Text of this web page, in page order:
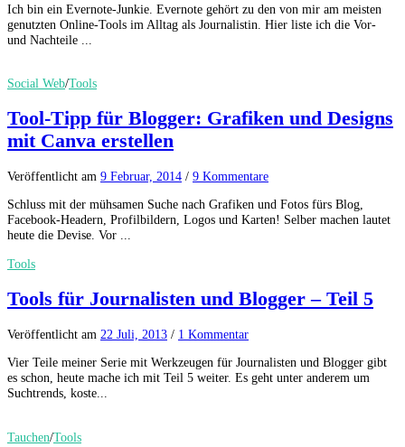
Ich bin ein Evernote-Junkie. Evernote gehört zu den von mir am meisten
genutzten Online-Tools im Alltag als Journalistin. Hier liste ich die Vor-
und Nachteile ...
Social Web/Tools
Tool-Tipp für Blogger: Grafiken und Designs
mit Canva erstellen
Veröffentlicht am 9 Februar, 2014 / 9 Kommentare
Schluss mit der mühsamen Suche nach Grafiken und Fotos fürs Blog,
Facebook-Headern, Profilbildern, Logos und Karten! Selber machen lautet
heute die Devise. Vor ...
Tools
Tools für Journalisten und Blogger – Teil 5
Veröffentlicht am 22 Juli, 2013 / 1 Kommentar
Vier Teile meiner Serie mit Werkzeugen für Journalisten und Blogger gibt
es schon, heute mache ich mit Teil 5 weiter. Es geht unter anderem um
Suchtrends, koste...
Tauchen/Tools